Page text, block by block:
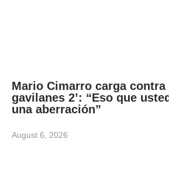
Mario Cimarro carga contra
gavilanes 2’: “Eso que
una aberración”
August 6, 2026